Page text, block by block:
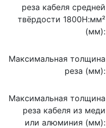
реза кабеля средней
твёрдости 1800Н:мм²
(мм):
Максимальная толщина
реза (мм):
Максимальная толщина
реза кабеля из меди
или алюминия (мм):